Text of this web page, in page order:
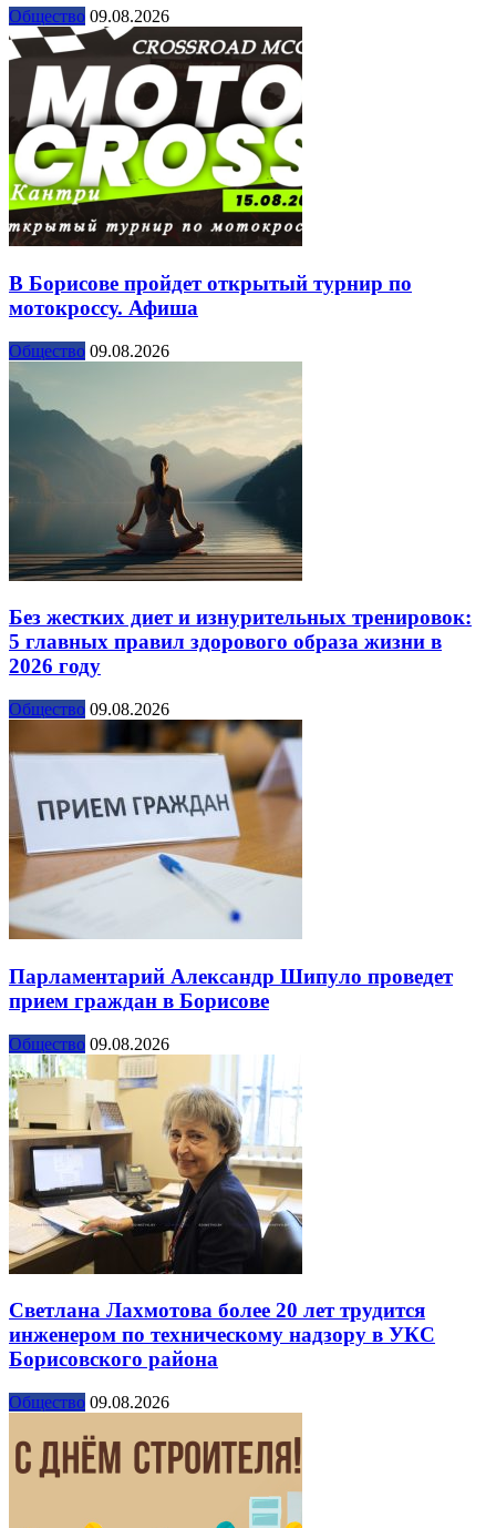
Общество 09.08.2026
В Борисове пройдет открытый турнир по
мотокроссу. Афиша
Общество 09.08.2026
Без жестких диет и изнурительных тренировок:
5 главных правил здорового образа жизни в
2026 году
Общество 09.08.2026
Парламентарий Александр Шипуло проведет
прием граждан в Борисове
Общество 09.08.2026
Светлана Лахмотова более 20 лет трудится
инженером по техническому надзору в УКС
Борисовского района
Общество 09.08.2026